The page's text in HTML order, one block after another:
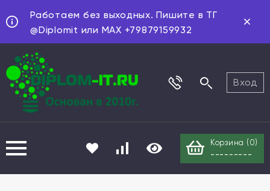
Работаем без выходных. Пишите в ТГ
@Diplomit или MAX +79879159932
Вход
Корзина ( 0)
---------